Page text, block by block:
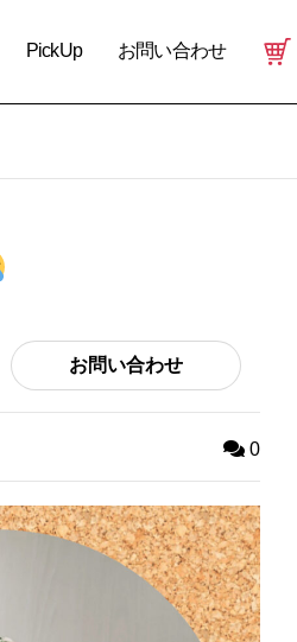
PickUp お問い合わせ
お問い合わせ
0